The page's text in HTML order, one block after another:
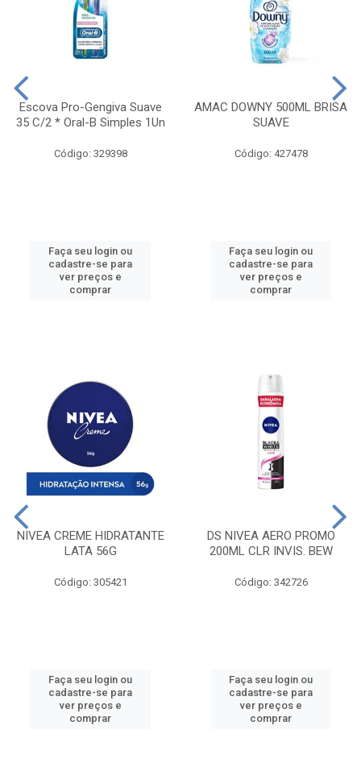
Escova Pro-Gengiva Suave
35 C/2 * Oral-B Simples 1Un
Código: 329398
Faça seu login ou
cadastre-se para
ver preços e
comprar
AMAC DOWNY 500ML BRISA
SUAVE
Código: 427478
Faça seu login ou
cadastre-se para
ver preços e
comprar
NIVEA CREME HIDRATANTE
LATA 56G
Código: 305421
Faça seu login ou
cadastre-se para
ver preços e
comprar
DS NIVEA AERO PROMO
200ML CLR INVIS. BEW
Código: 342726
Faça seu login ou
cadastre-se para
ver preços e
comprar